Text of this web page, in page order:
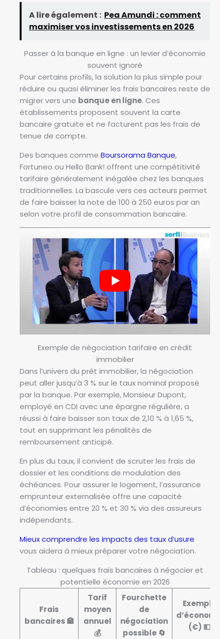
A lire également : Pea Amundi : comment
maximiser vos investissements en 2026
Passer à la banque en ligne : un levier d’économie
souvent ignoré
Pour certains profils, la solution la plus simple pour
réduire ou quasi éliminer les frais bancaires reste de
migrer vers une banque en ligne. Ces
établissements proposent souvent la carte
bancaire gratuite et ne facturent pas les frais de
tenue de compte.
Des banques comme Boursorama Banque,
Fortuneo ou Hello Bank! offrent une compétitivité
tarifaire généralement inégalée chez les banques
traditionnelles. La bascule vers ces acteurs permet
de faire baisser la note de 100 à 250 euros par an
selon votre profil de consommation bancaire.
Exemple de négociation tarifaire en crédit
immobilier
Dans l’univers du prêt immobilier, la négociation
peut aller jusqu’à 3 % sur le taux nominal proposé
par la banque. Par exemple, Monsieur Dupont,
employé en CDI avec une épargne régulière, a
réussi à faire baisser son taux de 2,10 % à 1,65 %,
tout en supprimant les pénalités de
remboursement anticipé.
En plus du taux, il convient de scruter les frais de
dossier et les conditions de modulation des
échéances. Pour assurer le logement, l’assurance
emprunteur externalisée offre une capacité
d’économies entre 20 % et 30 % via des assureurs
indépendants.
Mieux comprendre les impacts des taux d’usure
vous aidera à mieux préparer votre négociation.
Tableau : quelques frais bancaires à négocier et
potentielle économie en 2026
Frais
bancaires 🏦
Tarif
moyen
annuel
💰
Fourchette
de
négociation
possible 🔄
Exemple
(€) 💵